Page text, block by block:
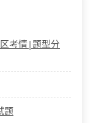
考情|题型分
题